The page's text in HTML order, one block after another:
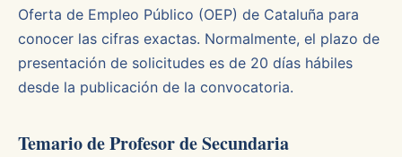
Oferta de Empleo Público (OEP) de Cataluña para
conocer las cifras exactas. Normalmente, el plazo de
presentación de solicitudes es de 20 días hábiles
desde la publicación de la convocatoria.
Temario de Profesor de Secundaria